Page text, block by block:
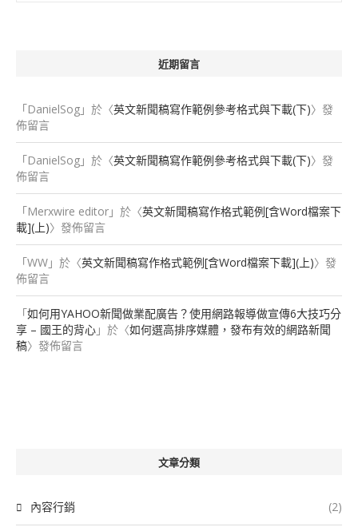
近期留言
「DanielSog 」於〈英文新聞稿寫作範例參考格式與下載(下)〉發
佈留言
「DanielSog 」於〈英文新聞稿寫作範例參考格式與下載(下)〉發
佈留言
「Merxwire editor 」於〈英文新聞稿寫作格式範例[含Word檔案下
載](上)〉發佈留言
「WW 」於〈英文新聞稿寫作格式範例[含Word檔案下載](上)〉發
佈留言
「如何用YAHOO新聞做業配廣告？使用網路報導做宣傳6大技巧分
享 – 國王的背心 」於〈如何選高排序媒體，發布有效的網路新聞
稿〉發佈留言
文章分類
內容行銷 (2)